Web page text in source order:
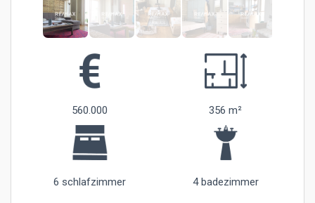
560.000 356 m²
6 schlafzimmer 4 badezimmer